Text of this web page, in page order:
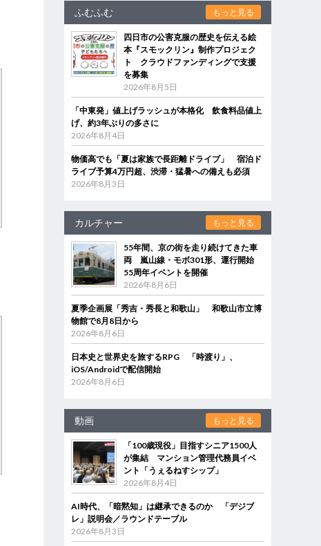
ふむふむ もっと見る
四日市の公害克服の歴史を伝える絵
本『スモックリン』制作プロジェク
ト クラウドファンディングで支援
を募集
2026年8月5日
「中東発」値上げラッシュが本格化 飲食料品値上
げ、約3年ぶりの多さに
2026年8月4日
物価高でも「夏は家族で長距離ドライブ」 宿泊ド
ライブ予算4万円超、渋滞・猛暑への備えも必須
2026年8月3日
カルチャー もっと見る
55年間、京の街を走り続けてきた車
両 嵐山線・モボ301形、運行開始
55周年イベントを開催
2026年8月6日
夏季企画展「秀吉・秀長と和歌山」 和歌山市立博
物館で8月8日から
2026年8月6日
日本史と世界史を旅するRPG 「時渡り」、
iOS/Androidで配信開始
2026年8月6日
動画 もっと見る
「100歳現役」目指すシニア1500人
が集結 マンション管理代務員イベ
ント「うぇるねすシップ」
2026年8月4日
AI時代、「暗黙知」は継承できるのか 「デジブ
レ」説明会／ラウンドテーブル
2026年8月3日